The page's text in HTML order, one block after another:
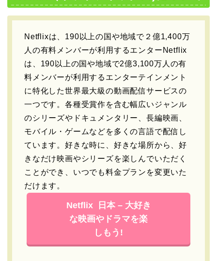
Netflixは、190以上の国や地域で２億1,400万
人の有料メンバーが利用するエンターNetflix
は、190以上の国や地域で2億3,100万人の有
料メンバーが利用するエンターテインメント
に特化した世界最大級の動画配信サービスの
一つです。各種受賞作を含む幅広いジャンル
のシリーズやドキュメンタリー、長編映画、
モバイル・ゲームなどを多くの言語で配信し
ています。好きな時に、好きな場所から、好
きなだけ映画やシリーズを楽しんでいただく
ことができ、いつでも料金プランを変更いた
だけます。
Netflix 日本 – 大好き
な映画やドラマを楽
しもう!